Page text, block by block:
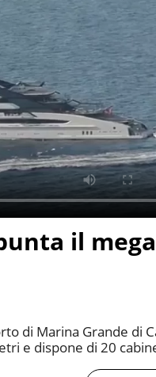
il mega
di Marina Grande di
e dispone di 20